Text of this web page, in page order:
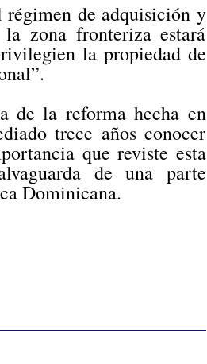
régimen de adquisición y
zona fronteriza estará
la propiedad de
de la reforma hecha en
trece años conocer
que reviste esta
de una parte
Dominicana.